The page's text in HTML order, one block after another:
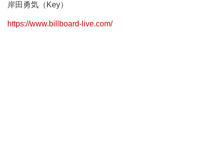
岸田勇気（Key）
https://www.billboard-live.com/